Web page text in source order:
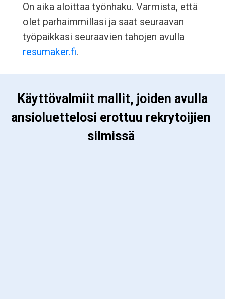
On aika aloittaa työnhaku. Varmista, että
olet parhaimmillasi ja saat seuraavan
työpaikkasi seuraavien tahojen avulla
resumaker.fi.
ansioluettelosi erottuu rekrytoijien
silmissä